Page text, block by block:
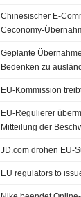
Chinesischer E-
Ceconomy-
Geplante
Bedenken zu
EU-Kommission
EU-Regulierer
Mitteilung der
JD.com drohen EU-
EU regulators to